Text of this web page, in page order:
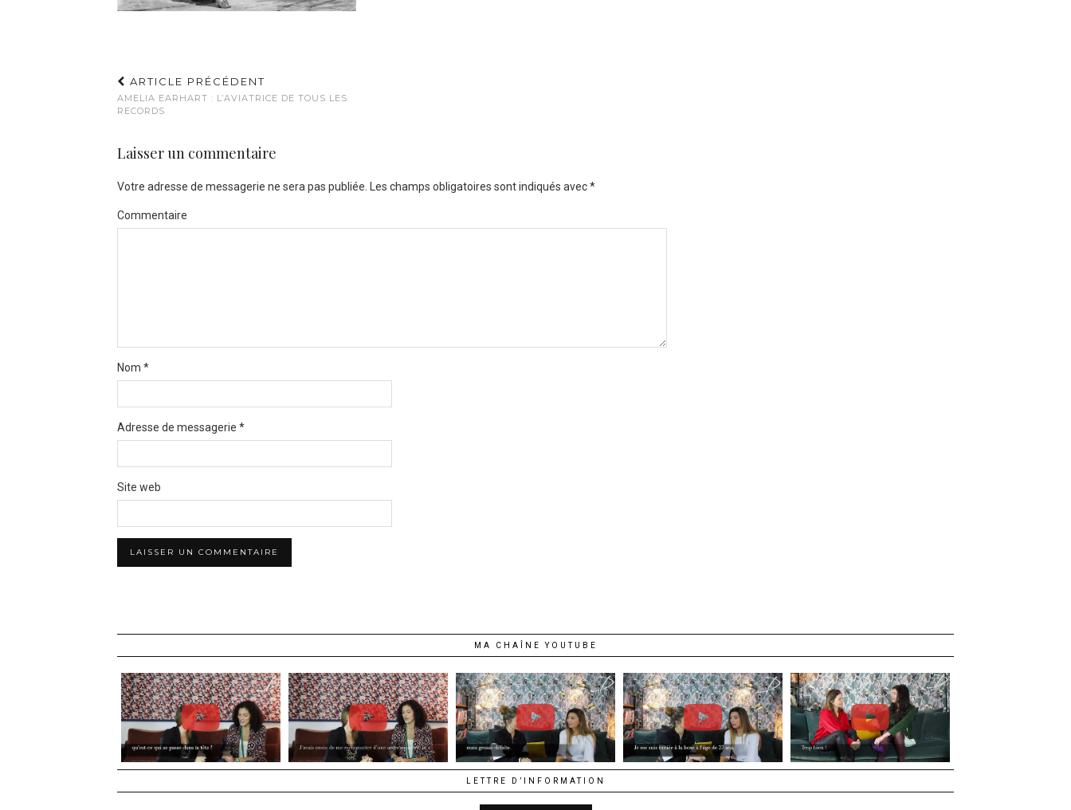
ARTICLE PRÉCÉDENT
AMELIA EARHART : L’AVIATRICE DE TOUS LES
RECORDS
Laisser un commentaire
Votre adresse de messagerie ne sera pas publiée. Les champs obligatoires sont indiqués avec*
Commentaire
Nom *
Adresse de messagerie *
Site web
MA CHAÎNE YOUTUBE
LETTRE D’INFORMATION